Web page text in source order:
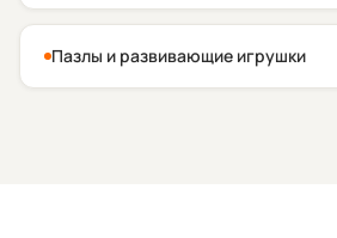
Пазлы и развивающие игрушки